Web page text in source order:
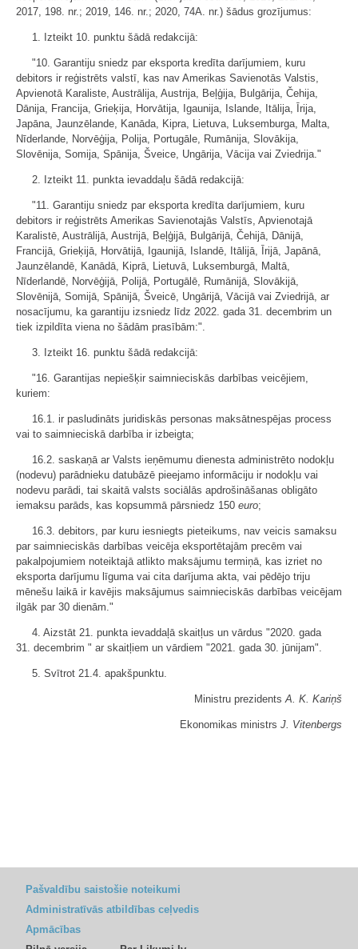
2017, 198. nr.; 2019, 146. nr.; 2020, 74A. nr.) šādus grozījumus:
1. Izteikt 10. punktu šādā redakcijā:
"10. Garantiju sniedz par eksporta kredīta darījumiem, kuru
debitors ir reģistrēts valstī, kas nav Amerikas Savienotās Valstis,
Apvienotā Karaliste, Austrālija, Austrija, Beļģija, Bulgārija, Čehija,
Dānija, Francija, Grieķija, Horvātija, Igaunija, Islande, Itālija, Īrija,
Japāna, Jaunzēlande, Kanāda, Kipra, Lietuva, Luksemburga, Malta,
Nīderlande, Norvēģija, Polija, Portugāle, Rumānija, Slovākija,
Slovēnija, Somija, Spānija, Šveice, Ungārija, Vācija vai Zviedrija."
2. Izteikt 11. punkta ievaddaļu šādā redakcijā:
"11. Garantiju sniedz par eksporta kredīta darījumiem, kuru
debitors ir reģistrēts Amerikas Savienotajās Valstīs, Apvienotajā
Karalistē, Austrālijā, Austrijā, Beļģijā, Bulgārijā, Čehijā, Dānijā,
Francijā, Grieķijā, Horvātijā, Igaunijā, Islandē, Itālijā, Īrijā, Japānā,
Jaunzēlandē, Kanādā, Kiprā, Lietuvā, Luksemburgā, Maltā,
Nīderlandē, Norvēģijā, Polijā, Portugālē, Rumānijā, Slovākijā,
Slovēnijā, Somijā, Spānijā, Šveicē, Ungārijā, Vācijā vai Zviedrijā, ar
nosacījumu, ka garantiju izsniedz līdz 2022. gada 31. decembrim un
tiek izpildīta viena no šādām prasībām:".
3. Izteikt 16. punktu šādā redakcijā:
"16. Garantijas nepiešķir saimnieciskās darbības veicējiem,
kuriem:
16.1. ir pasludināts juridiskās personas maksātnespējas process
vai to saimnieciskā darbība ir izbeigta;
16.2. saskaņā ar Valsts ieņēmumu dienesta administrēto nodokļu
(nodevu) parādnieku datubāzē pieejamo informāciju ir nodokļu vai
nodevu parādi, tai skaitā valsts sociālās apdrošināšanas obligāto
iemaksu parāds, kas kopsummā pārsniedz 150 euro;
16.3. debitors, par kuru iesniegts pieteikums, nav veicis samaksu
par saimnieciskās darbības veicēja eksportētajām precēm vai
pakalpojumiem noteiktajā atlikto maksājumu termiņā, kas izriet no
eksporta darījumu līguma vai cita darījuma akta, vai pēdējo triju
mēnešu laikā ir kavējis maksājumus saimnieciskās darbības veicējam
ilgāk par 30 dienām."
4. Aizstāt 21. punkta ievaddaļā skaitļus un vārdus "2020. gada
31. decembrim " ar skaitļiem un vārdiem "2021. gada 30. jūnijam".
5. Svītrot 21.4. apakšpunktu.
Ministru prezidentsA. K. Kariņš
Ekonomikas ministrs J. Vitenbergs
Pašvaldību saistošie noteikumi
Administratīvās atbildības ceļvedis
Apmācības